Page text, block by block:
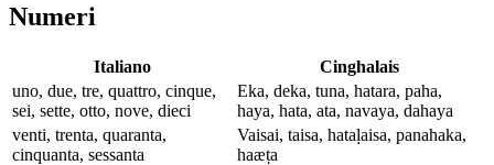
Numeri
Italiano
Cinghalais
uno, due, tre, quattro, cinque,
sei, sette, otto, nove, dieci
Eka, deka, tuna, hatara, paha,
haya, hata, ata, navaya, dahaya
venti, trenta, quaranta,
cinquanta, sessanta
Vaisai, taisa, hataḷaisa, panahaka,
haæṭa